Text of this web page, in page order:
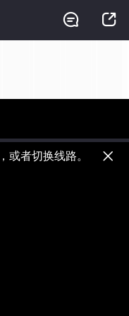



或者切换线路。